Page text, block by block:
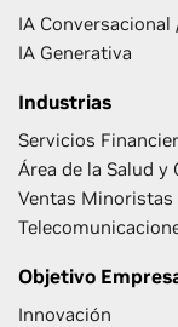
IA Conversacional
IA Generativa
Industrias
Servicios
Área de la Salud y
Ventas Minoristas
Objetivo
Innovación